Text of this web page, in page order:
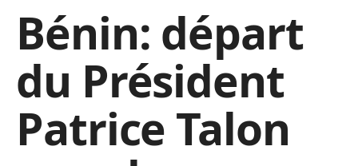
Bénin: départ
du Président
Patrice Talon